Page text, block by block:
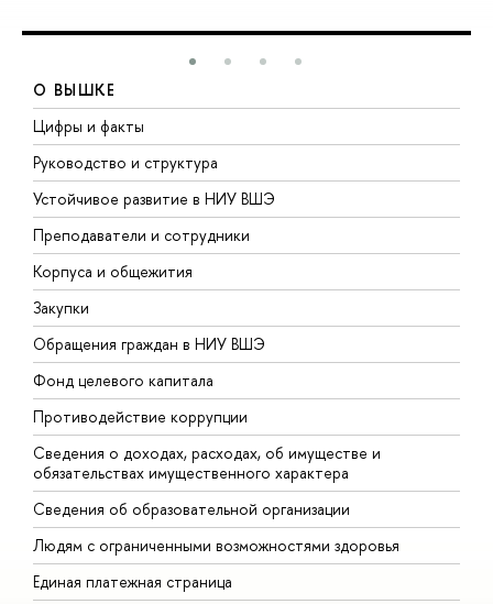
О ВЫШКЕ
Цифры и факты
Руководство и структура
Устойчивое развитие в НИУ ВШЭ
Преподаватели и сотрудники
Корпуса и общежития
Закупки
Обращения граждан в НИУ ВШЭ
Фонд целевого капитала
Противодействие коррупции
Сведения о доходах, расходах, об имуществе и
обязательствах имущественного характера
Сведения об образовательной организации
Людям с ограниченными возможностями здоровья
Единая платежная страница